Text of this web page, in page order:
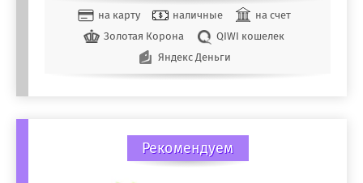
на карту наличные
на счет
Золотая Корона
QIWI кошелек
Яндекс Деньги
Рекомендуем